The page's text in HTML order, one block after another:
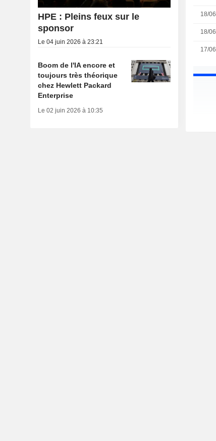
18/06
18/06
17/06
HPE : Pleins feux sur le
sponsor
Le 04 juin 2026 à 23:21
Boom de l'IA encore et
toujours très théorique
chez Hewlett Packard
Enterprise
Le 02 juin 2026 à 10:35